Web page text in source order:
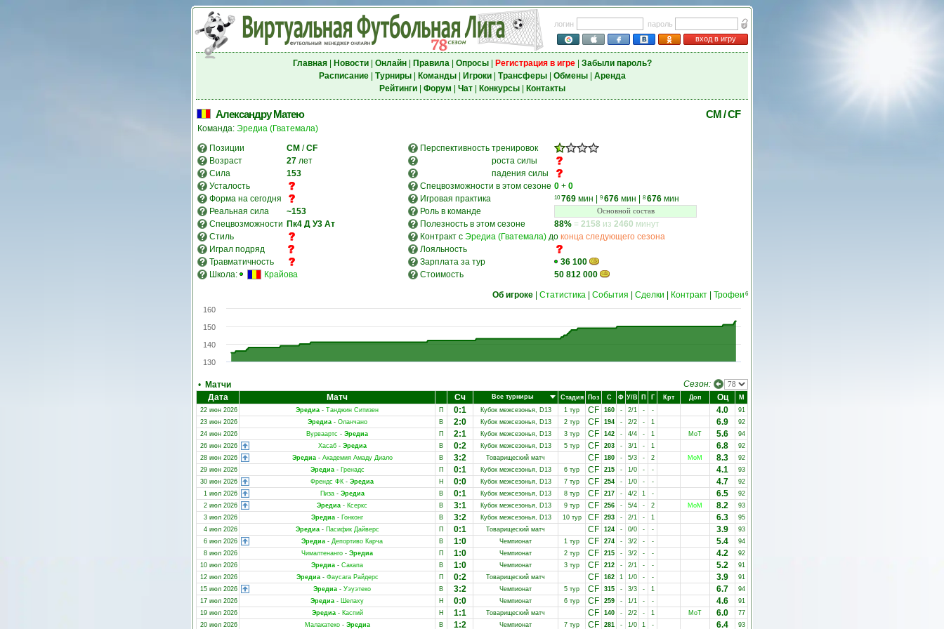
логин
пароль
вход в игру
Главная| Новости| Онлайн| Правила| Опросы| Регистрация в игре| Забыли пароль?
Расписание| Турниры| Команды| Игроки| Трансферы| Обмены| Аренда
Рейтинги| Форум Чат| Конкурсы| Контакты
Александру Матею CM / CF
Команда: Эредиа (Гватемала)
Позиции
CM /CF Перспективность тренировок
Возраст
27 лет
роста силы
Сила
153
падения силы
Усталость
Спецвозможности в этом сезоне 0 + 0
Форма на сегодня
Игровая практика 10769 мин 9 676 мин 8 676 мин
Реальная сила
~153 Роль в команде Основной состав
Спецвозможности Пк4 Д У3 Ат Полезность в этом сезоне 88% = 2158 из 2460 минут
Стиль
Контракт с Эредиа (Гватемала) до конца следующего сезона
Играл подряд
Лояльность
Травматичность
Зарплата за тур
36 100
Школа:
Крайова Стоимость 50 812 000
Об игроке Статистика События Сделки Контракт Трофеи 6
130
140
150
160
• Матчи
Сезон:
Дата
Матч Сч Все турниры Стадия Поз С Ф У/В П Г Крт Доп Оц
М
22 июн 2026
Эредиа - Танджин Ситизен П 0:1 Кубок межсезонья, D13 1 тур CF 160 - 2/1 - - 4.0
91
23 июн 2026
Эредиа- Оланчано В 2:0 Кубок межсезонья, D13 2 тур CF 194 - 2/2 - 1 6.9
92
24 июн 2026
Вурваартс - Эредиа П 2:1 Кубок межсезонья, D13 3 тур CF 142 - 4/4 - 1 MoT 5.6
94
26 июн 2026
Хасаб- Эредиа В 0:2 Кубок межсезонья, D13 5 тур CF 203 - 3/1 - 1 6.8
92
28 июн 2026
Эредиа- Академия Амаду Диало В 3:2 Товарищеский матч CF 180 - 5/3 - 2 MoM 8.3
92
29 июн 2026
Эредиа- Гренадс П 0:1 Кубок межсезонья, D13 6 тур CF 215 - 1/0 - - 4.1
93
30 июн 2026
Френдс ФК - Эредиа Н 0:0 Кубок межсезонья, D13 7 тур CF 254 - 1/0 - - 4.7
92
1 июл 2026
Пиза- Эредиа В 0:1 Кубок межсезонья, D13 8 тур CF 217 - 4/2 1 - 6.5
92
2 июл 2026
Эредиа - Ксеркс В 3:1 Кубок межсезонья, D13 9 тур CF 256 - 5/4 - 2 MoM 8.2
93
3 июл 2026
Эредиа - Гонконг В 3:2 Кубок межсезонья, D13 10 тур CF 293 - 2/1 - 1 6.3
95
4 июл 2026
Эредиа- Пасифик Дайверс П 0:1 Товарищеский матч CF 124 - 0/0 - - 3.9
93
6 июл 2026
Эредиа - Депортиво Карча В 1:0 Чемпионат 1 тур CF 274 - 3/2 - - 5.4
94
8 июл 2026
Чималтенанго - Эредиа П 1:0 Чемпионат 2 тур CF 215 - 3/2 - - 4.2
92
10 июл 2026
Эредиа - Сакапа В 1:0 Чемпионат 3 тур CF 212 - 2/1 - - 5.2
91
12 июл 2026
Эредиа- Фаусага Райдерс П 0:2 Товарищеский матч CF 162 1 1/0 - - 3.9
91
15 июл 2026
Эредиа - Уэуэтеко В 3:2 Чемпионат 5 тур CF 315 - 3/3 - 1 6.7
94
17 июл 2026
Эредиа - Шелаху Н 0:0 Чемпионат 6 тур CF 259 - 1/1 - - 4.6
91
19 июл 2026
Эредиа- Каспий Н 1:1 Товарищеский матч CF 140 - 2/2 - 1 MoT 6.0
77
20 июл 2026
Малакатеко- Эредиа В 1:2 Чемпионат 7 тур CF 281 - 1/0 1 - 6.4 93